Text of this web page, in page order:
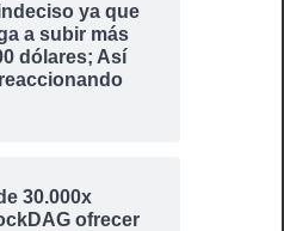
ya que
a subir más
dólares; Así
30.000x
ofrecer